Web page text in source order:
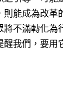
則能成為改革
將不滿轉化為
醒我們，要用